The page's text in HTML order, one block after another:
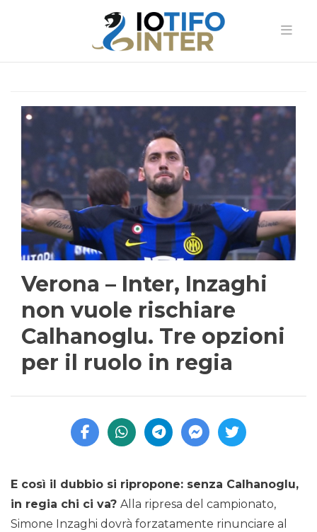
Verona – Inter, Inzaghi
non vuole rischiare
Calhanoglu. Tre opzioni
per il ruolo in regia
E così il dubbio si ripropone: senza Calhanoglu,
in regia chi ci va? Alla ripresa del campionato,
Simone Inzaghi dovrà forzatamente rinunciare al